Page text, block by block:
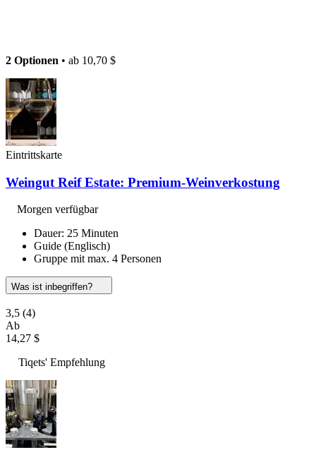
2 Optionen • ab 10,70 $
Eintrittskarte
Weingut Reif Estate: Premium-Weinverkostung
Morgen verfügbar
Dauer: 25 Minuten
Guide (Englisch)
Gruppe mit max. 4 Personen
Was ist inbegriffen?
3,5 (4)
Ab
14,27 $
Tiqets' Empfehlung